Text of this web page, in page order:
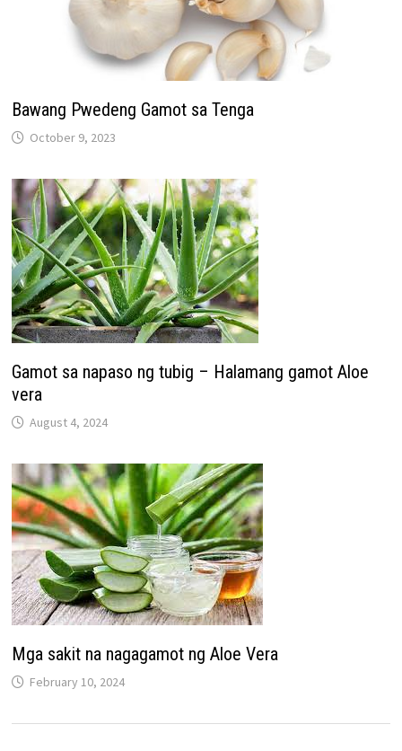
Bawang Pwedeng Gamot sa Tenga
October 9, 2023
Gamot sa napaso ng tubig – Halamang gamot Aloe
vera
August 4, 2024
Mga sakit na nagagamot ng Aloe Vera
February 10, 2024